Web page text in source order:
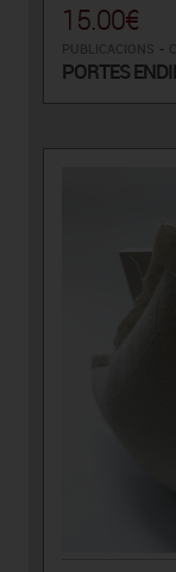
15.00€
-
PORTES